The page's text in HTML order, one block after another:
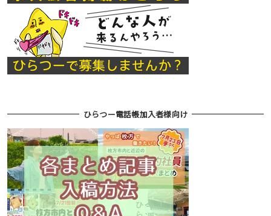
ひらつー電話帳加入者様向け